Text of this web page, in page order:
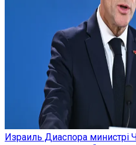
Израиль Диаспора министрі